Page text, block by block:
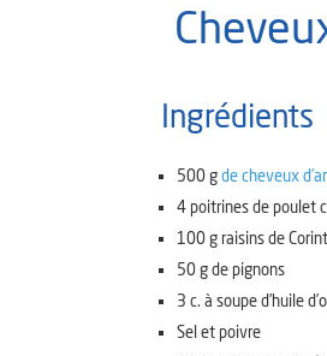
Ingrédients
500 g de cheveux
4 poitrines de poulet
100 g raisins de
50 g de pignons
3 c. à soupe d’huile
Sel et poivre